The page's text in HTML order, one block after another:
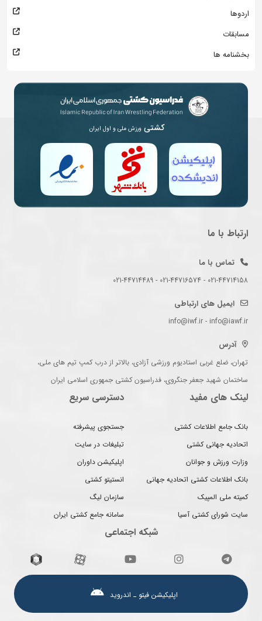
اردوها
مسابقات
بخشنامه ها
کشتی ورزش ملی و اول ایران
ارتباط با ما
تماس با ما
021-44714158 - 021-44716574 - 021-44714489
ایمیل های ارتباطی
info@iwf.ir - info@iawf.ir
آدرس
تهران، ضلع غربی استادیوم ورزشی آزادی، بالاتر از درب کمپ تیم های ملی،
ساختمان شهید جعفر جنگروی، فدراسیون کشتی جمهوری اسلامی ایران
لینک های مفید
بانک جامع اطلاعات کشتی
اتحادیه جهانی کشتی
وزارت ورزش و جوانان
بانک اطلاعات کشتی اتحادیه جهانی
کمیته ملی المپیک
سایت شورای کشتی آسیا
دسترسی سریع
جستجوی پیشرفته
تبلیغات در سایت
اپلیکیشن داوران
انستیتو کشتی
سازمان لیگ
سامانه جامع کشتی ایران
شبکه اجتماعی
اپلیکیشن فیتو ـ اندروید